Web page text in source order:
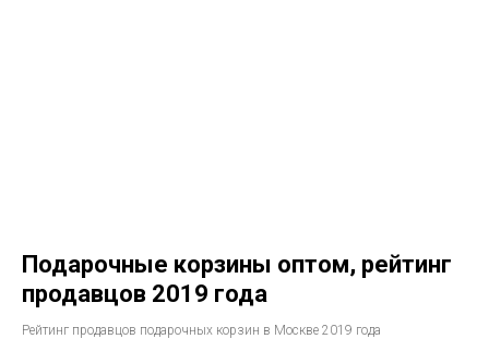
Подарочные корзины оптом, рейтинг
продавцов 2019 года
Рейтинг продавцов подарочных корзин в Москве 2019 года